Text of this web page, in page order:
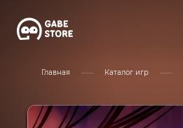
Главная Каталог игр